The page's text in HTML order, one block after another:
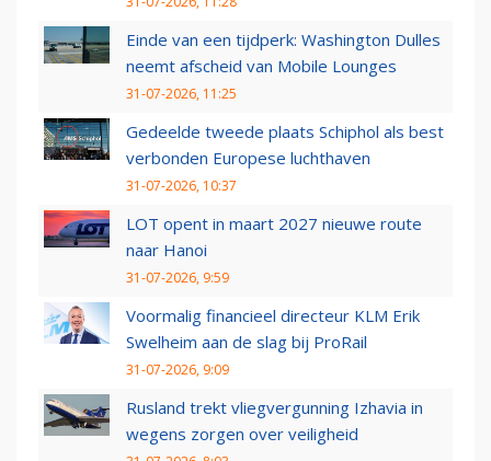
Einde van een tijdperk: Washington Dulles
neemt afscheid van Mobile Lounges
31-07-2026, 11:25
Gedeelde tweede plaats Schiphol als best
verbonden Europese luchthaven
31-07-2026, 10:37
LOT opent in maart 2027 nieuwe route
naar Hanoi
31-07-2026, 9:59
Voormalig financieel directeur KLM Erik
Swelheim aan de slag bij ProRail
31-07-2026, 9:09
Rusland trekt vliegvergunning Izhavia in
wegens zorgen over veiligheid